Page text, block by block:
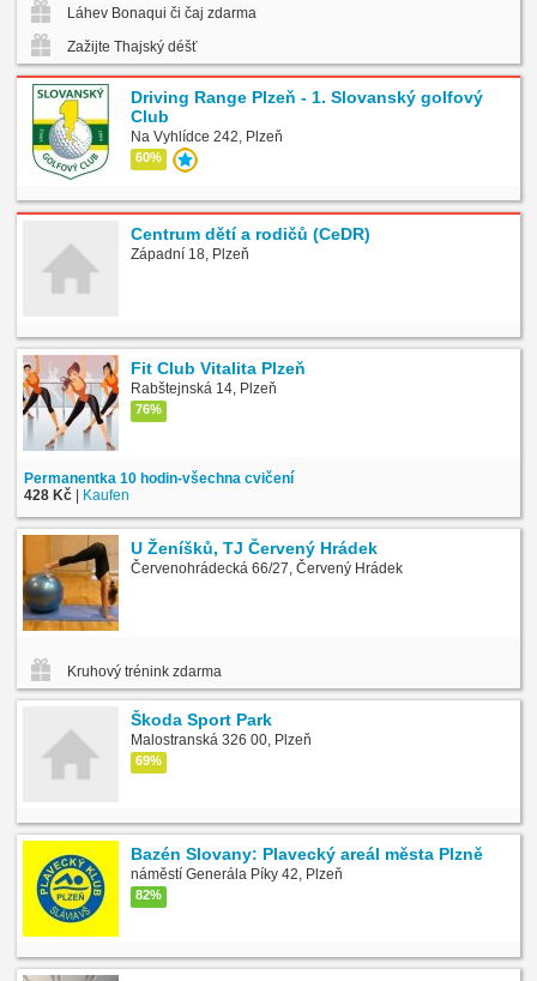
Láhev Bonaqui či čaj zdarma
Zažijte Thajský déšť
Driving Range Plzeň - 1. Slovanský golfový
Club
Na Vyhlídce 242, Plzeň
60%
Centrum dětí a rodičů (CeDR)
Západní 18, Plzeň
Fit Club Vitalita Plzeň
Rabštejnská 14, Plzeň
76%
Permanentka 10 hodin-všechna cvičení
428 Kč | Kaufen
U Ženíšků, TJ Červený Hrádek
Červenohrádecká 66/27, Červený Hrádek
Kruhový trénink zdarma
Škoda Sport Park
Malostranská 326 00, Plzeň
69%
Bazén Slovany: Plavecký areál města Plzně
náměstí Generála Píky 42, Plzeň
82%